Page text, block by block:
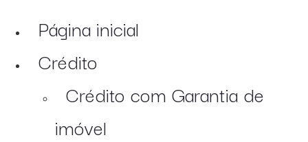
Página inicial
Crédito
Crédito com Garantia de
imóvel